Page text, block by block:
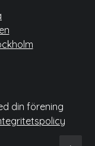
din förening